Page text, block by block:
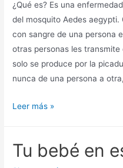
¿Qué es? Es una
del mosquito Aedes aegypti.
con sangre de una persona
otras personas les
solo se produce por la
nunca de una persona a
Leer más »
Tu bebé en